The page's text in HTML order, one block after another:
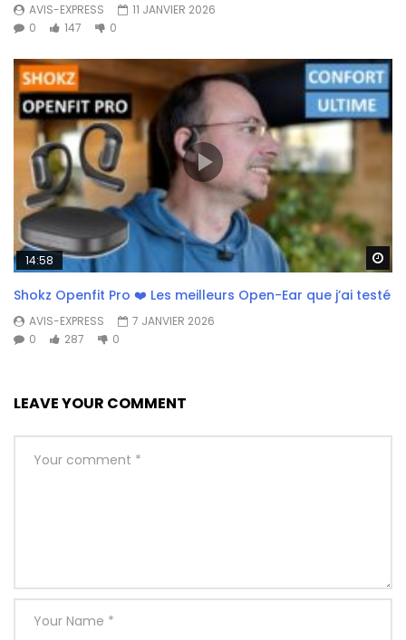
AVIS-EXPRESS
11 JANVIER 2026
0
147 0
14:58
Shokz Openfit Pro ❤️ Les meilleurs Open-Ear que j’ai testé
AVIS-EXPRESS
7 JANVIER 2026
0
287 0
LEAVE YOUR COMMENT